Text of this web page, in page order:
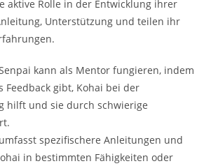
aktive Rolle in der Entwicklung ihrer
Unterstützung und teilen ihr
kann als Mentor fungieren, indem
gibt, Kohai bei der
hilft und sie durch schwierige
spezifischere Anleitungen und
in bestimmten Fähigkeiten oder